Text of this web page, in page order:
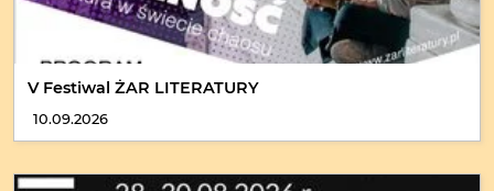
V Festiwal ŻAR LITERATURY
10.09.2026